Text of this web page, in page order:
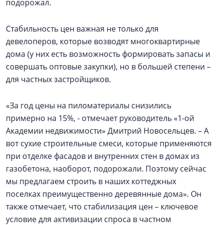
подорожал.
Стабильность цен важная не только для
девелоперов, которые возводят многоквартирные
дома (у них есть возможность формировать запасы и
совершать оптовые закупки), но в большей степени –
для частных застройщиков.
«За год цены на пиломатериалы снизились
примерно на 15%, - отмечает руководитель «1-ой
Академии недвижимости» Дмитрий Новосельцев. – А
вот сухие строительные смеси, которые применяются
при отделке фасадов и внутренних стен в домах из
газобетона, наоборот, подорожали. Поэтому сейчас
мы предлагаем строить в наших коттеджных
поселках преимущественно деревянные дома». Он
также отмечает, что стабилизация цен – ключевое
условие для активизации спроса в частном